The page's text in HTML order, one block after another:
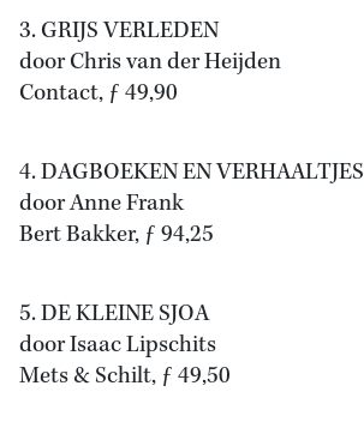
3. GRIJS VERLEDEN
door Chris van der Heijden
Contact, ƒ 49,90
4. DAGBOEKEN EN VERHAALTJES
door Anne Frank
Bert Bakker, ƒ 94,25
5. DE KLEINE SJOA
door Isaac Lipschits
Mets & Schilt, ƒ 49,50